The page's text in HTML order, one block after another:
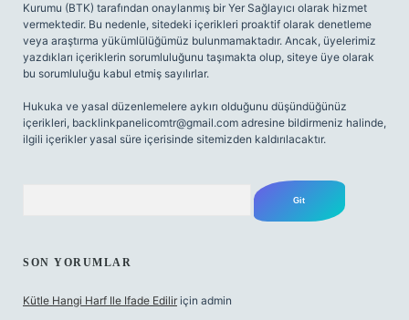
Kurumu (BTK) tarafından onaylanmış bir Yer Sağlayıcı olarak hizmet
vermektedir. Bu nedenle, sitedeki içerikleri proaktif olarak denetleme
veya araştırma yükümlülüğümüz bulunmamaktadır. Ancak, üyelerimiz
yazdıkları içeriklerin sorumluluğunu taşımakta olup, siteye üye olarak
bu sorumluluğu kabul etmiş sayılırlar.
Hukuka ve yasal düzenlemelere aykırı olduğunu düşündüğünüz
içerikleri, backlinkpanelicomtr@gmail.com adresine bildirmeniz halinde,
ilgili içerikler yasal süre içerisinde sitemizden kaldırılacaktır.
SON YORUMLAR
Kütle Hangi Harf Ile Ifade Edilir için admin